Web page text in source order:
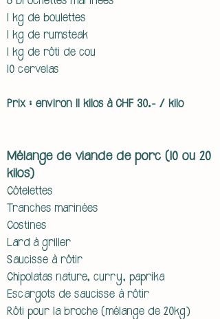
1 kg de boulettes
1 kg de rumsteak
1 kg de rôti de cou
10 cervelas
Prix : environ 11 kilos à CHF 30.- / kilo​
Mélange de viande de porc (10 ou 20
kilos)
Côtelettes
Tranches marinées
Costines
Lard à griller
Saucisse à rôtir
Chipolatas nature, curry, paprika
Escargots de saucisse à rôtir
Rôti pour la broche (mélange de 20kg)